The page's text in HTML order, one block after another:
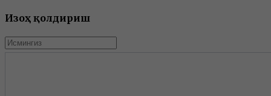
Изоҳ қолдириш